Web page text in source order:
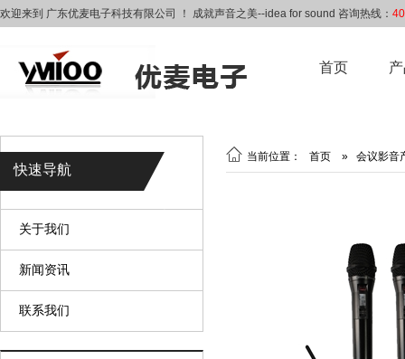
欢迎来到 广东优麦电子科技有限公司 ！ 成就声音之美--idea for sound 咨询热线：
首页
快速导航
关于我们
新闻资讯
联系我们
 当前位置： 首页 » 会议影音